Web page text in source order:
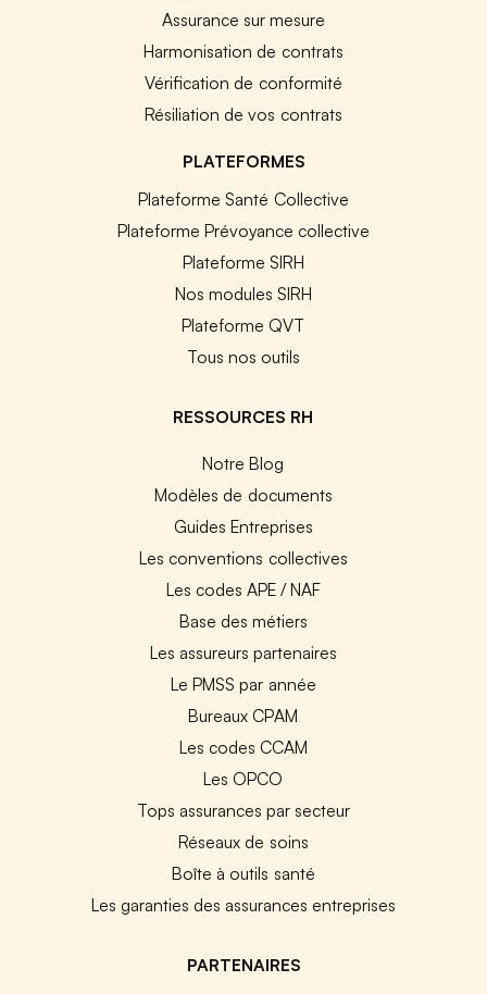
Assurance sur mesure
Harmonisation de contrats
Vérification de conformité
Résiliation de vos contrats
PLATEFORMES
Plateforme Santé Collective
Plateforme Prévoyance collective
Plateforme SIRH
Nos modules SIRH
Plateforme QVT
Tous nos outils
RESSOURCES RH
Notre Blog
Modèles de documents
Guides Entreprises
Les conventions collectives
Les codes APE / NAF
Base des métiers
Les assureurs partenaires
Le PMSS par année
Bureaux CPAM
Les codes CCAM
Les OPCO
Tops assurances par secteur
Réseaux de soins
Boîte à outils santé
Les garanties des assurances entreprises
PARTENAIRES